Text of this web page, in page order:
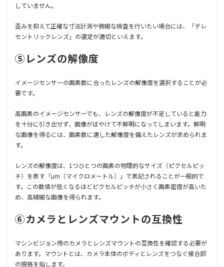
していません。
歪みを抑えて正確な寸法計測や微細な検査を行いたい場合には、「テレ
セントリックレンズ」の選定が適切といえます。
⑤レンズの解像度
イメージセンサーの画素数に合ったレンズの解像度を選択することが必
要です。
高画素のイメージセンサーでも、レンズの解像度が不足していると能力
を十分に引き出せず、画像がぼやけて不鮮明になってしまいます。鮮明
な画像を得るには、画素数に適した解像度を備えたレンズが求められま
す。
レンズの解像度は、1つひとつの画素の物理的なサイズ（ピクセルピッ
チ）を表す「μm（マイクロメートル）」で表記されることが一般的で
す。この数値が低くなるほどピクセルピッチが小さく画素密度が高いた
め、高精細な画像を得られます。
⑥カメラとレンズマウントの互換性
マシンビジョン用のカメラとレンズマウントの互換性を確認する必要が
あります。マウントとは、カメラ本体のボディとレンズをつなぐ接合部
の規格を指します。